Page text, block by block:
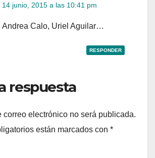
14 junio, 2015 a las 10:41 pm
Andrea Calo, Uriel Aguilar…
RESPONDER
respuesta
correo electrónico no será publicada.
están marcados con *